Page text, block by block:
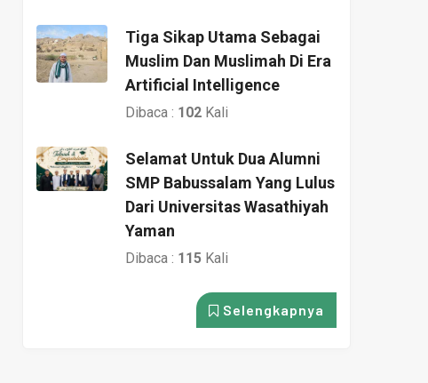
Tiga Sikap Utama Sebagai
Muslim Dan Muslimah Di Era
Artificial Intelligence
Dibaca : 102 Kali
Selamat Untuk Dua Alumni
SMP Babussalam Yang Lulus
Dari Universitas Wasathiyah
Yaman
Dibaca : 115 Kali
Selengkapnya